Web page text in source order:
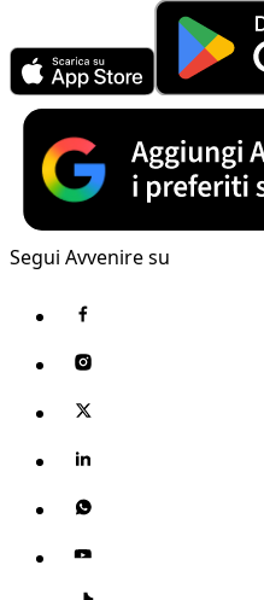
Segui Avvenire su